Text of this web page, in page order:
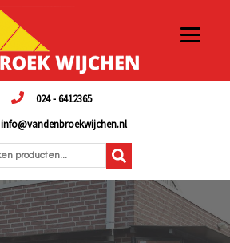
024 - 6412365
info@vandenbroekwijchen.nl
Zoeken producten...